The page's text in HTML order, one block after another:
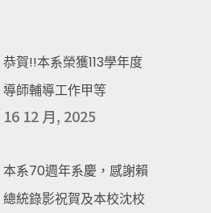
恭賀!!本系榮獲113學年度
導師輔導工作甲等
16 12 月, 2025
本系70週年系慶，感謝賴
總統錄影祝賀及本校沈校